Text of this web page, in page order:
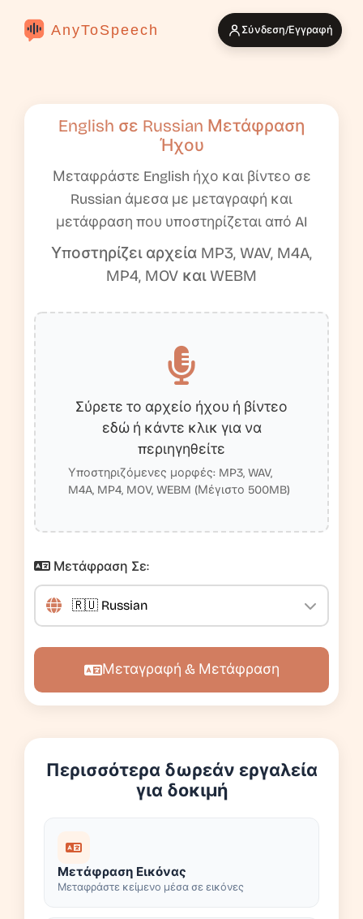
AnyToSpeech Σύνδεση/Εγγραφή
English σε Russian Μετάφραση
Ήχου
Μεταφράστε English ήχο και βίντεο σε
Russian άμεσα με μεταγραφή και
μετάφραση που υποστηρίζεται από AI
Υποστηρίζει αρχεία MP3, WAV, M4A,
MP4, MOV και WEBM
Σύρετε το αρχείο ήχου ή βίντεο
εδώ ή κάντε κλικ για να
περιηγηθείτε
Υποστηριζόμενες μορφές: MP3, WAV,
M4A, MP4, MOV, WEBM (Μέγιστο 500MB)
Μετάφραση Σε:
Μεταγραφή & Μετάφραση
Περισσότερα δωρεάν εργαλεία
για δοκιμή
Μετάφραση Εικόνας
Μεταφράστε κείμενο μέσα σε εικόνες